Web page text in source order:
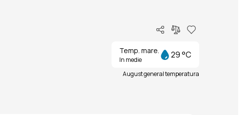
Temp. mare.
In medie 29 °C
August general temperatura